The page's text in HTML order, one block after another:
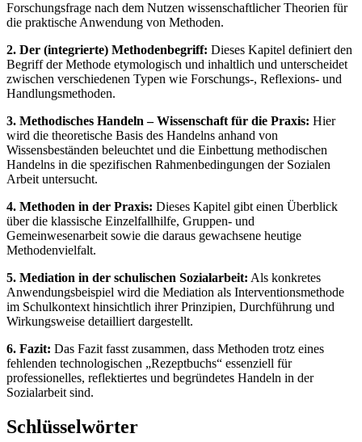
Forschungsfrage nach dem Nutzen wissenschaftlicher Theorien für
die praktische Anwendung von Methoden.
2. Der (integrierte) Methodenbegriff: Dieses Kapitel definiert den
Begriff der Methode etymologisch und inhaltlich und unterscheidet
zwischen verschiedenen Typen wie Forschungs-, Reflexions- und
Handlungsmethoden.
3. Methodisches Handeln – Wissenschaft für die Praxis: Hier
wird die theoretische Basis des Handelns anhand von
Wissensbeständen beleuchtet und die Einbettung methodischen
Handelns in die spezifischen Rahmenbedingungen der Sozialen
Arbeit untersucht.
4. Methoden in der Praxis: Dieses Kapitel gibt einen Überblick
über die klassische Einzelfallhilfe, Gruppen- und
Gemeinwesenarbeit sowie die daraus gewachsene heutige
Methodenvielfalt.
5. Mediation in der schulischen Sozialarbeit: Als konkretes
Anwendungsbeispiel wird die Mediation als Interventionsmethode
im Schulkontext hinsichtlich ihrer Prinzipien, Durchführung und
Wirkungsweise detailliert dargestellt.
6. Fazit: Das Fazit fasst zusammen, dass Methoden trotz eines
fehlenden technologischen „Rezeptbuchs“ essenziell für
professionelles, reflektiertes und begründetes Handeln in der
Sozialarbeit sind.
Schlüsselwörter